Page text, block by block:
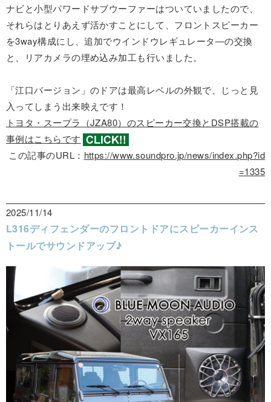
ナビと小型パワードサブウーファーはついていましたので、
それらはとりあえず活かすことにして、フロントスピーカー
を3way構成にし、追加でウインドウレギュレータ―の交換
と、リアカメラの埋め込み加工も行いました。
「江口バージョン」のドアは最高レベルの外観で、じっと見
入ってしまう出来映えです！
トヨタ・スープラ（JZA80）のスピーカー交換とDSP搭載の
事例はこちらです
この記事のURL： https://www.soundpro.jp/news/index.php?id
=1335
2025/11/14
L316ディフェンダーのフロントドアにスピーカーインス
トールでサウンドアップ♪